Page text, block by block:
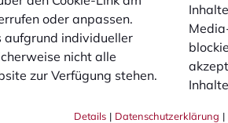
oder anpassen.
aufgrund individueller
nicht alle
zur Verfügung stehen.
Details | Datenschutzerklärung |
und verfehlt den rechten